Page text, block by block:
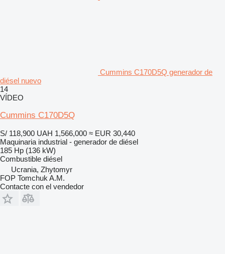
Cummins C170D5Q generador de
diésel nuevo
14
VÍDEO
Cummins C170D5Q
S/ 118,900 UAH 1,566,000 ≈ EUR 30,440
Maquinaria industrial - generador de diésel
185 Hp (136 kW)
Combustible diésel
Ucrania, Zhytomyr
FOP Tomchuk A.M.
Contacte con el vendedor